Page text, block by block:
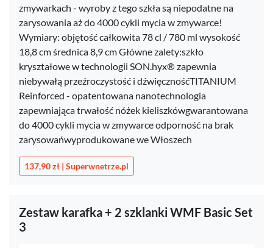
zmywarkach - wyroby z tego szkła są niepodatne na
zarysowania aż do 4000 cykli mycia w zmywarce!
Wymiary: objętość całkowita 78 cl / 780 ml wysokość
18,8 cm średnica 8,9 cm Główne zalety:szkło
kryształowe w technologii SON.hyx® zapewnia
niebywałą przeźroczystość i dźwięcznośćTITANIUM
Reinforced - opatentowana nanotechnologia
zapewniająca trwałość nóżek kieliszkówgwarantowana
do 4000 cykli mycia w zmywarce odporność na brak
zarysowańwyprodukowane we Włoszech
137,90 zł | Superwnetrze.pl
Zestaw karafka + 2 szklanki WMF Basic Set
3